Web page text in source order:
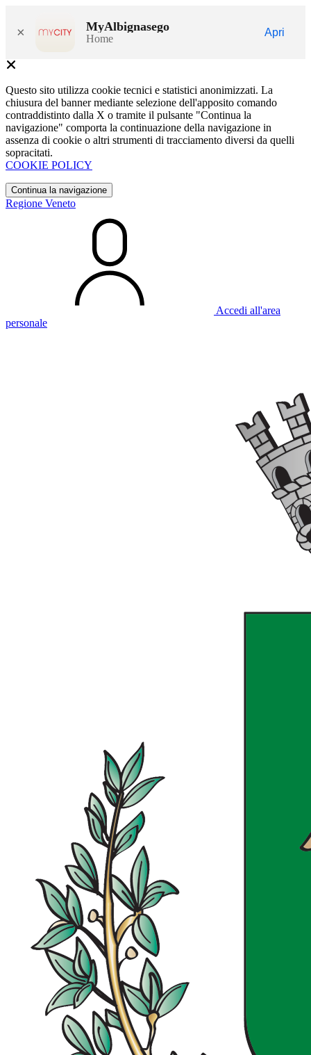
× MyAlbignasego
Home
Apri
Questo sito utilizza cookie tecnici e statistici anonimizzati. La
chiusura del banner mediante selezione dell'apposito comando
contraddistinto dalla X o tramite il pulsante "Continua la
navigazione" comporta la continuazione della navigazione in
assenza di cookie o altri strumenti di tracciamento diversi da quelli
sopracitati.
COOKIE POLICY
Continua la navigazione
Regione Veneto
Accedi all'area
personale